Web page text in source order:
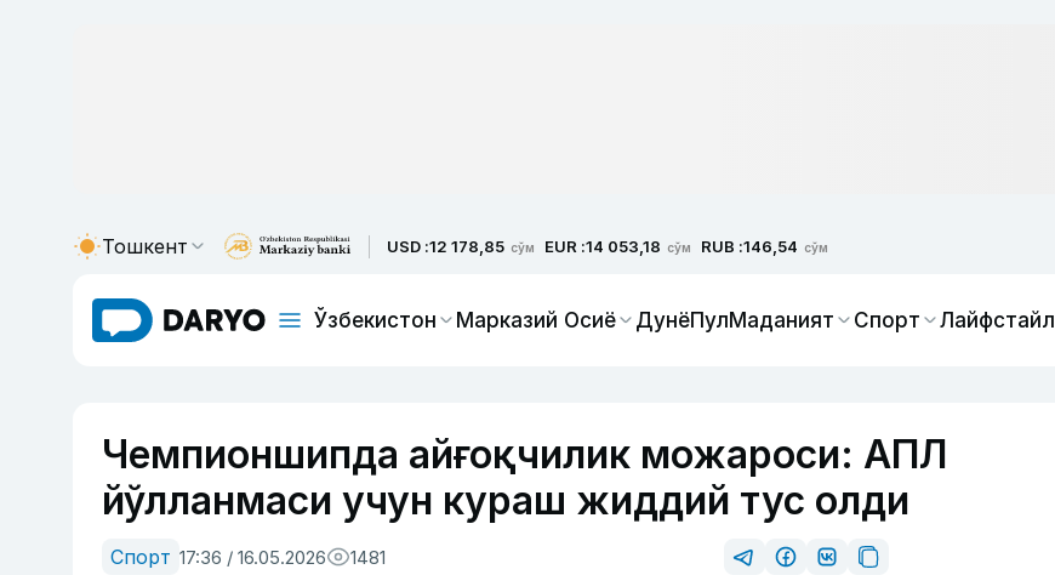
Тошкент USD :12 178,85 сўм EUR :14 053,18 сўм RUB :146,54 сўм
Ўзбекистон Марказий Осиё ДунёПулМаданият Спорт Лайфстайл
Чемпионшипда айғоқчилик можароси: АПЛ
йўлланмаси учун кураш жиддий тус олди
Спорт 17:36 / 16.05.2026 1481